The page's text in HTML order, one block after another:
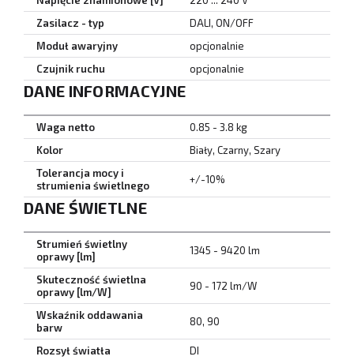
Zasilacz - typ
DALI, ON/OFF
Moduł awaryjny
opcjonalnie
Czujnik ruchu
opcjonalnie
DANE INFORMACYJNE
Waga netto
0.85 - 3.8 kg
Kolor
Biały, Czarny, Szary
Tolerancja mocy i
strumienia świetlnego
+/-10%
DANE ŚWIETLNE
Strumień świetlny
oprawy [lm]
1345 - 9420 lm
Skuteczność świetlna
oprawy [lm/W]
90 - 172 lm/W
Wskaźnik oddawania
barw
80, 90
Rozsył światła
DI